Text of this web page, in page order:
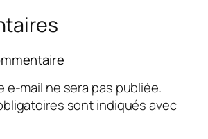
e-mail ne sera pas publiée.
sont indiqués avec